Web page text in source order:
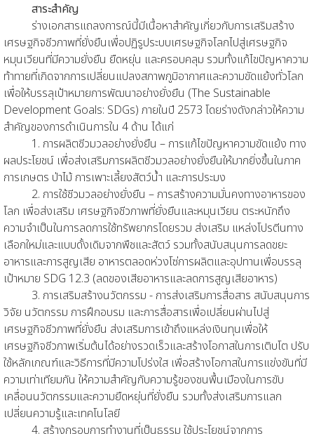
สาระสำคัญ
ร่างเอกสารแถลงการณ์นี้มีเนื้อหาสําคัญเกี่ยวกับการเสริมสร้าง
เศรษฐกิจชีวภาพที่ยั่งยืนเพื่อปฏิรูประบบเศรษฐกิจโลกไปสู่เศรษฐกิจ
หมุนเวียนที่มีความยั่งยืน ยืดหยุ่น และครอบคลุม รวมทั้งแก้ไขปัญหาความ
ท้าทายที่เกิดจากการเปลี่ยนแปลงสภาพภูมิอากาศและความขัดแย้งทั่วโลก
เพื่อให้บรรลุเป้าหมายการพัฒนาอย่างยั่งยืน (The Sustainable
Development Goals: SDGs) ภายในปี 2573 โดยร่างดังกล่าวให้ความ
สําคัญของการดําเนินการใน 4 ด้าน ได้แก่
1. การผลิตชีวมวลอย่างยั่งยืน – การแก้ไขปัญหาความขัดแย้ง ทาง
ผลประโยชน์ เพื่อส่งเสริมการผลิตชีวมวลอย่างยั่งยืนให้มากยิ่งขึ้นในภาค
การเกษตร ป่าไม้ การเพาะเลี้ยงสัตว์น้ำ และการประมง
2. การใช้ชีวมวลอย่างยั่งยืน – การสร้างความมั่นคงทางอาหารของ
โลก เพื่อส่งเสริม เศรษฐกิจชีวภาพที่ยั่งยืนและหมุนเวียน ตระหนักถึง
ความจําเป็นในการลดการใช้ทรัพยากรโดยรวม ส่งเสริม แหล่งโปรตีนทาง
เลือกใหม่และแบบดั้งเดิมจากพืชและสัตว์ รวมทั้งสนับสนุนการลดขยะ
อาหารและการสูญเสีย อาหารตลอดห่วงโซ่การผลิตและอุปทานเพื่อบรรลุ
เป้าหมาย SDG 12.3 (ลดของเสียอาหารและลดการสูญเสียอาหาร)
3. การเสริมสร้างนวัตกรรม - การส่งเสริมการสื่อสาร สนับสนุนการ
วิจัย นวัตกรรม การฝึกอบรม และการสื่อสารเพื่อเปลี่ยนผ่านไปสู่
เศรษฐกิจชีวภาพที่ยั่งยืน ส่งเสริมการเข้าถึงแหล่งเงินทุนเพื่อให้
เศรษฐกิจชีวภาพเริ่มต้นได้อย่างรวดเร็วและสร้างโอกาสในการเติบโต ปรับ
ใช้หลักเกณฑ์และวิธีการที่มีความโปร่งใส เพื่อสร้างโอกาสในการแข่งขันที่มี
ความเท่าเทียมกัน ให้ความสําคัญกับความรู้ของชนพื้นเมืองในการขับ
เคลื่อนนวัตกรรมและความยืดหยุ่นที่ยั่งยืน รวมทั้งส่งเสริมการแลก
เปลี่ยนความรู้และเทคโนโลยี
4. สร้างกรอบการทํางานที่เป็นธรรม ใช้ประโยชน์จากการ